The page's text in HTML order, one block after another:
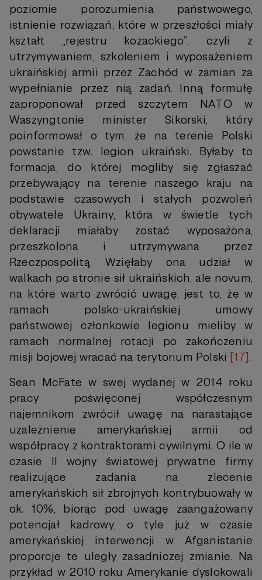
poziomie porozumienia państwowego,
istnienie rozwiązań, które w przeszłości miały
kształt „rejestru kozackiego”, czyli z
utrzymywaniem, szkoleniem i wyposażeniem
ukraińskiej armii przez Zachód w zamian za
wypełnianie przez nią zadań. Inną formułę
zaproponował przed szczytem NATO w
Waszyngtonie minister Sikorski, który
poinformował o tym, że na terenie Polski
powstanie tzw. legion ukraiński. Byłaby to
formacja, do której mogliby się zgłaszać
przebywający na terenie naszego kraju na
podstawie czasowych i stałych pozwoleń
obywatele Ukrainy, która w świetle tych
deklaracji miałaby zostać wyposażona,
przeszkolona i utrzymywana przez
Rzeczpospolitą. Wzięłaby ona udział w
walkach po stronie sił ukraińskich, ale novum,
na które warto zwrócić uwagę, jest to, że w
ramach polsko-ukraińskiej umowy
państwowej członkowie legionu mieliby w
ramach normalnej rotacji po zakończeniu
misji bojowej wracać na terytorium Polski [17].
Sean McFate w swej wydanej w 2014 roku
pracy poświęconej współczesnym
najemnikom zwrócił uwagę na narastające
uzależnienie amerykańskiej armii od
współpracy z kontraktorami cywilnymi. O ile w
czasie II wojny światowej prywatne firmy
realizujące zadania na zlecenie
amerykańskich sił zbrojnych kontrybuowały w
ok. 10%, biorąc pod uwagę zaangażowany
potencjał kadrowy, o tyle już w czasie
amerykańskiej interwencji w Afganistanie
proporcje te uległy zasadniczej zmianie. Na
przykład w 2010 roku Amerykanie dyslokowali